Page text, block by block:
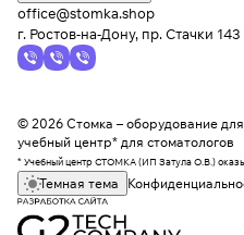
office@stomka.shop
г. Ростов-на-Дону, пр. Стачки 143
© 2026 Стомка – оборудование
учебный центр* для стоматологов
* Учебный центр СТОМКА (ИП Затула О.В.)
Темная тема